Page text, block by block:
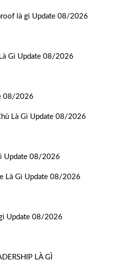
là gì Update 08/2026
Gì Update 08/2026
08/2026
Là Gì Update 08/2026
Update 08/2026
Là Gì Update 08/2026
Update 08/2026
LÀ GÌ